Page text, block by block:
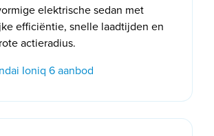
elektrische sedan met
efficiëntie, snelle laadtijden en
actieradius.
Ioniq 6 aanbod